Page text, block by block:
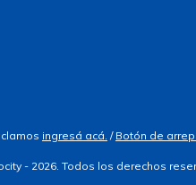
ingresá acá. / Botón de
- 2026. Todos los derechos